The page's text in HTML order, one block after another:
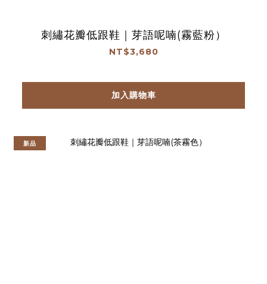
刺繡花瓣低跟鞋｜芽語呢喃(霧藍粉）
NT$3,680
加入購物車
新品